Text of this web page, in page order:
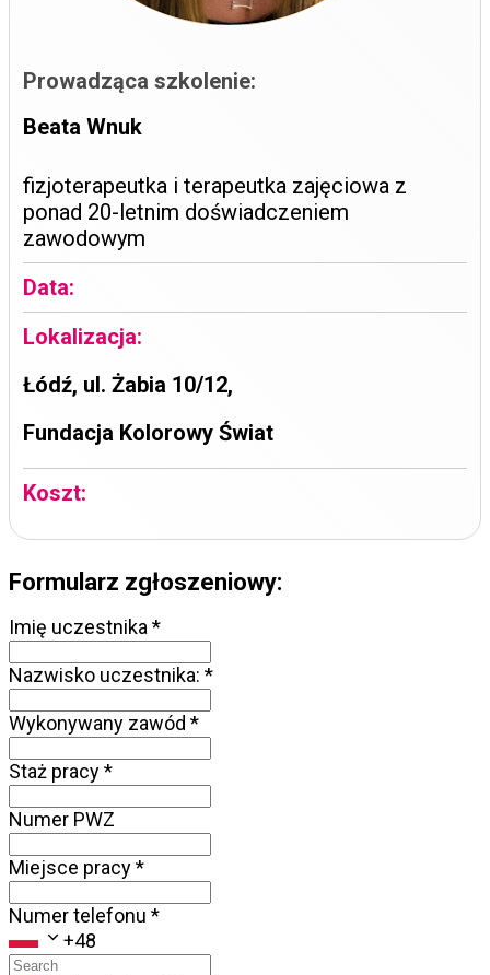
Prowadząca szkolenie:
Beata Wnuk
fizjoterapeutka i terapeutka zajęciowa z
ponad 20-letnim doświadczeniem
zawodowym
Data:
Lokalizacja:
Łódź, ul. Żabia 10/12,
Fundacja Kolorowy Świat
Koszt:
Formularz zgłoszeniowy:
Imię uczestnika *
Nazwisko uczestnika: *
Wykonywany zawód *
Staż pracy*
Numer PWZ
Miejsce pracy*
Numer telefonu *
+48